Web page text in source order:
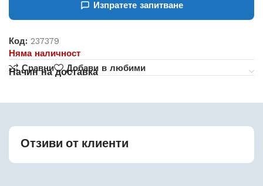
Изпратете запитване
Код:237379
Няма наличност
Сравни
Добави в любими
Начин на доставка
Отзиви от клиенти